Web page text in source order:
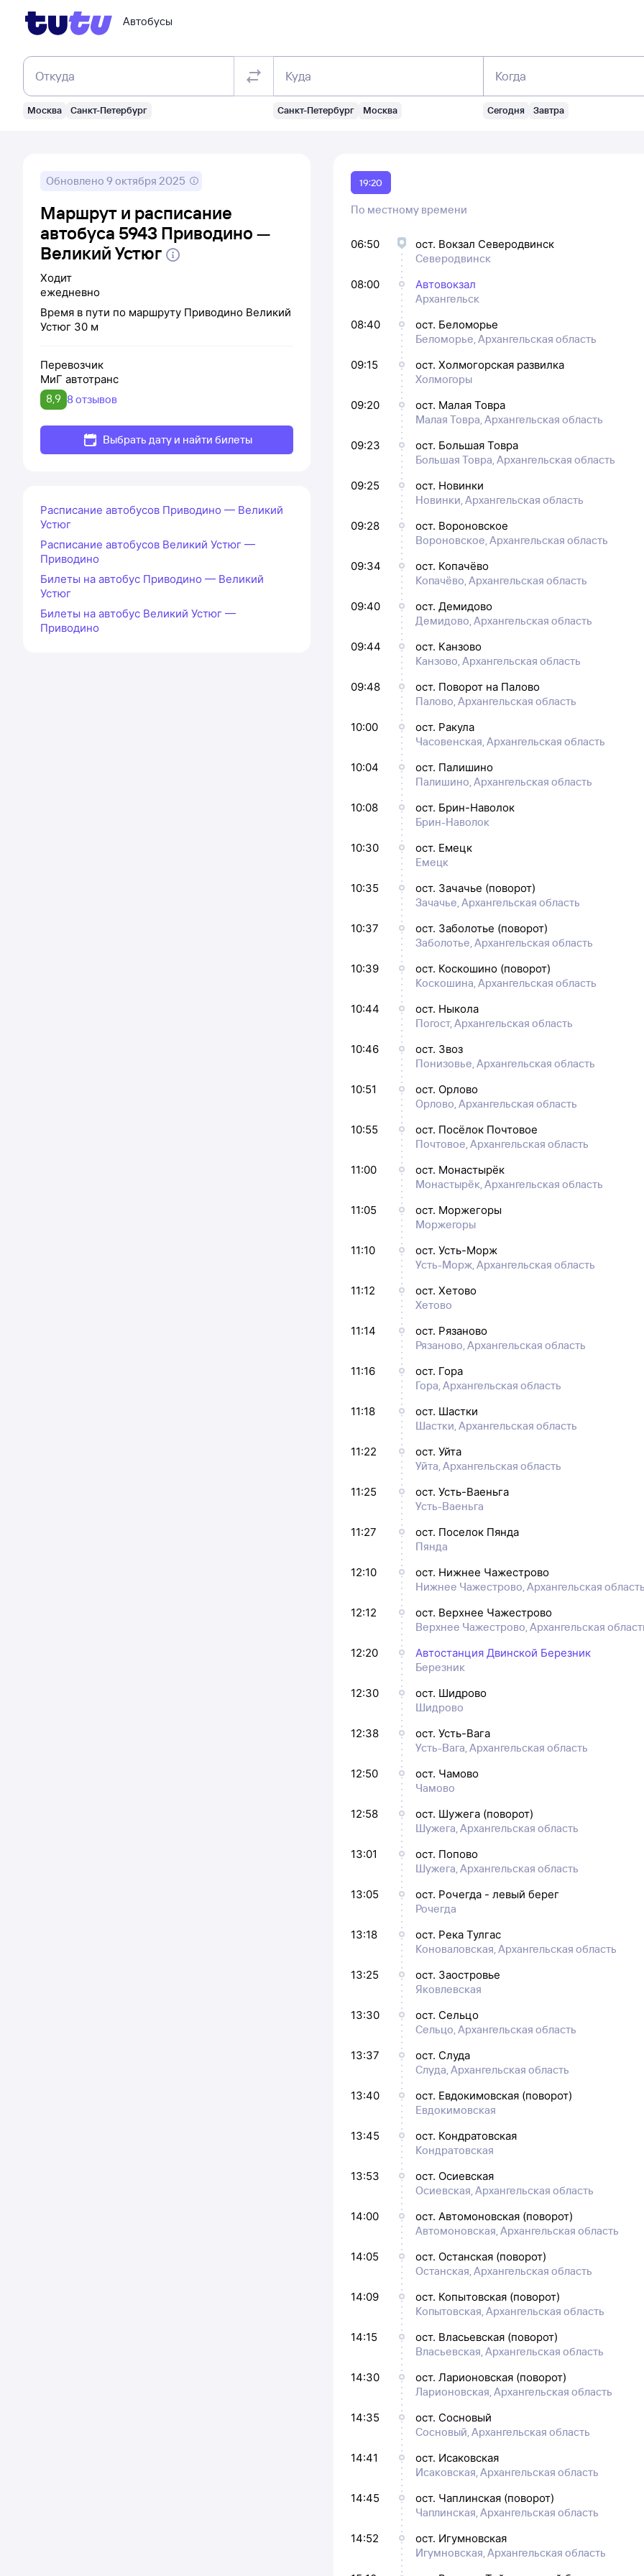
Автобусы
Откуда
Москва Санкт-Петербург
Куда
Санкт-Петербург Москва
Когда
Сегодня Завтра
Обновлено 9 октября 2025
Маршрут и расписание
автобуса 5943 Приводино —
Великий Устюг
Ходит
ежедневно
Время в пути по маршруту Приводино Великий
Устюг 30 м
Перевозчик
МиГ автотранс
8,9 8 отзывов
Выбрать дату и найти билеты
19:20
По местному времени
06:50
ост. Вокзал Северодвинск
Северодвинск
08:00
Автовокзал
Архангельск
08:40
ост. Беломорье
Беломорье, Архангельская область
09:15
ост. Холмогорская развилка
Холмогоры
09:20
ост. Малая Товра
Малая Товра, Архангельская область
09:23
ост. Большая Товра
Большая Товра, Архангельская область
09:25
ост. Новинки
Новинки, Архангельская область
09:28
ост. Вороновское
Вороновское, Архангельская область
09:34
ост. Копачёво
Копачёво, Архангельская область
09:40
ост. Демидово
Демидово, Архангельская область
09:44
ост. Канзово
Канзово, Архангельская область
09:48
ост. Поворот на Палово
Палово, Архангельская область
10:00
ост. Ракула
Часовенская, Архангельская область
10:04
ост. Палишино
Палишино, Архангельская область
10:08
ост. Брин-Наволок
Брин-Наволок
10:30
ост. Емецк
Емецк
10:35
ост. Зачачье (поворот)
Зачачье, Архангельская область
10:37
ост. Заболотье (поворот)
Заболотье, Архангельская область
10:39
ост. Коскошино (поворот)
Коскошина, Архангельская область
10:44
ост. Ныкола
Погост, Архангельская область
10:46
ост. Звоз
Понизовье, Архангельская область
10:51
ост. Орлово
Орлово, Архангельская область
10:55
ост. Посёлок Почтовое
Почтовое, Архангельская область
11:00
ост. Монастырёк
Монастырёк, Архангельская область
11:05
ост. Моржегоры
Моржегоры
11:10
ост. Усть-Морж
Усть-Морж, Архангельская область
11:12
ост. Хетово
Хетово
11:14
ост. Рязаново
Рязаново, Архангельская область
11:16
ост. Гора
Гора, Архангельская область
11:18
ост. Шастки
Шастки, Архангельская область
11:22
ост. Уйта
Уйта, Архангельская область
11:25
ост. Усть-Ваеньга
Усть-Ваеньга
11:27
ост. Поселок Пянда
Пянда
12:10
ост. Нижнее Чажестрово
Нижнее Чажестрово, Архангельская
12:12
ост. Верхнее Чажестрово
Верхнее Чажестрово, Архангельская
12:20
Автостанция Двинской Березник
Березник
12:30
ост. Шидрово
Шидрово
12:38
ост. Усть-Вага
Усть-Вага, Архангельская область
12:50
ост. Чамово
Чамово
12:58
ост. Шужега (поворот)
Шужега, Архангельская область
13:01
ост. Попово
Шужега, Архангельская область
13:05
ост. Рочегда - левый берег
Рочегда
13:18
ост. Река Тулгас
Коноваловская, Архангельская область
13:25
ост. Заостровье
Яковлевская
13:30
ост. Сельцо
Сельцо, Архангельская область
13:37
ост. Слуда
Слуда, Архангельская область
13:40
ост. Евдокимовская (поворот)
Евдокимовская
13:45
ост. Кондратовская
Кондратовская
13:53
ост. Осиевская
Осиевская, Архангельская область
14:00
ост. Автомоновская (поворот)
Автомоновская, Архангельская область
14:05
ост. Останская (поворот)
Останская, Архангельская область
14:09
ост. Копытовская (поворот)
Копытовская, Архангельская область
14:15
ост. Власьевская (поворот)
Власьевская, Архангельская область
14:30
ост. Ларионовская (поворот)
Ларионовская, Архангельская область
14:35
ост. Сосновый
Сосновый, Архангельская область
14:41
ост. Исаковская
Исаковская, Архангельская область
14:45
ост. Чаплинская (поворот)
Чаплинская, Архангельская область
14:52
ост. Игумновская
Игумновская, Архангельская область
Расписание автобусов Приводино — Великий
Устюг
Расписание автобусов Великий Устюг —
Приводино
Билеты на автобус Приводино — Великий
Устюг
Билеты на автобус Великий Устюг —
Приводино